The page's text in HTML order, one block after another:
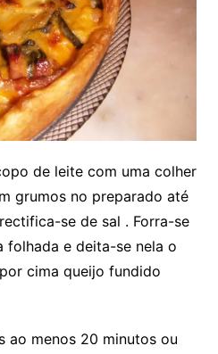
de leite com uma colher
grumos no preparado até
se de sal . Forra-se
folhada e deita-se nela o
cima queijo fundido
ao menos 20 minutos ou